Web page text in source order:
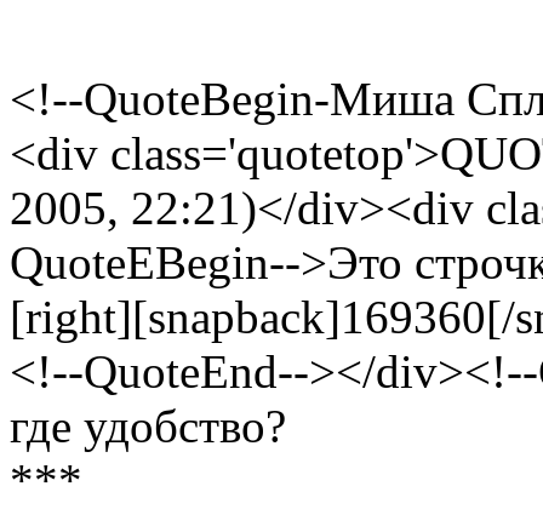
<!--QuoteBegin-Миша
<div
2005, 22:21)</div><div
QuoteEBegin-->Это
[right][snapback]169360[/
<!--QuoteEnd--></
где удобство?
***